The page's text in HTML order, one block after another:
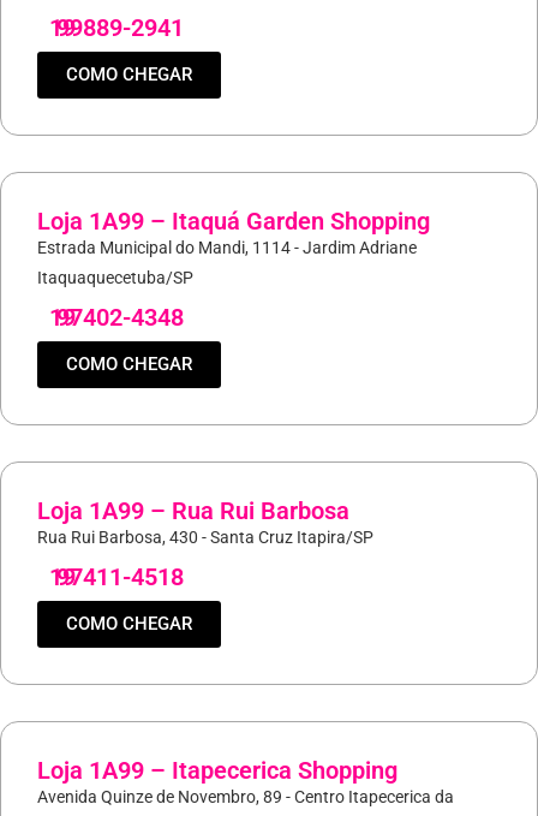
19
99889-2941
COMO CHEGAR
Loja 1A99 – Itaquá Garden Shopping
Estrada Municipal do Mandi, 1114 - Jardim Adriane
Itaquaquecetuba/SP
19
97402-4348
COMO CHEGAR
Loja 1A99 – Rua Rui Barbosa
Rua Rui Barbosa, 430 - Santa Cruz Itapira/SP
19
97411-4518
COMO CHEGAR
Loja 1A99 – Itapecerica Shopping
Avenida Quinze de Novembro, 89 - Centro Itapecerica da